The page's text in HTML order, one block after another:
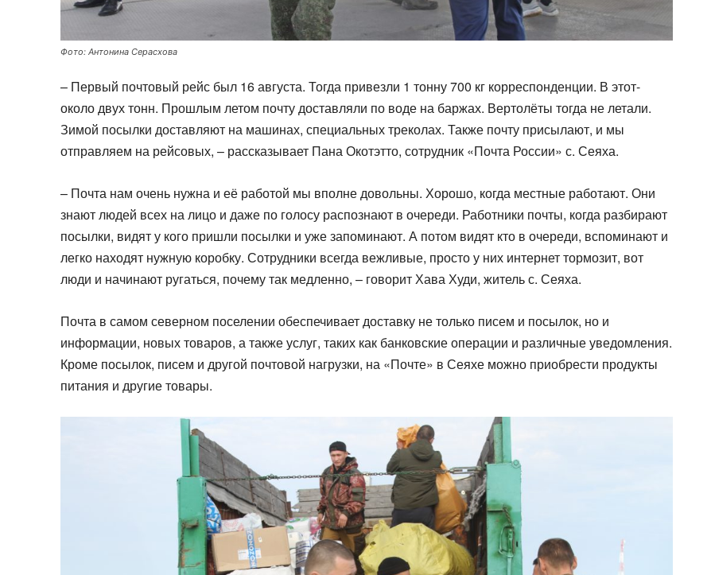
Фото: Антонина Серасхова
– Первый почтовый рейс был 16 августа. Тогда привезли 1 тонну 700 кг корреспонденции. В этот-
около двух тонн. Прошлым летом почту доставляли по воде на баржах. Вертолёты тогда не летали.
Зимой посылки доставляют на машинах, специальных треколах. Также почту присылают, и мы
отправляем на рейсовых, – рассказывает Пана Окотэтто, сотрудник «Почта России» с. Сеяха.
– Почта нам очень нужна и её работой мы вполне довольны. Хорошо, когда местные работают. Они
знают людей всех на лицо и даже по голосу распознают в очереди. Работники почты, когда разбирают
посылки, видят у кого пришли посылки и уже запоминают. А потом видят кто в очереди, вспоминают и
легко находят нужную коробку. Сотрудники всегда вежливые, просто у них интернет тормозит, вот
люди и начинают ругаться, почему так медленно, – говорит Хава Худи, житель с. Сеяха.
Почта в самом северном поселении обеспечивает доставку не только писем и посылок, но и
информации, новых товаров, а также услуг, таких как банковские операции и различные уведомления.
Кроме посылок, писем и другой почтовой нагрузки, на «Почте» в Сеяхе можно приобрести продукты
питания и другие товары.